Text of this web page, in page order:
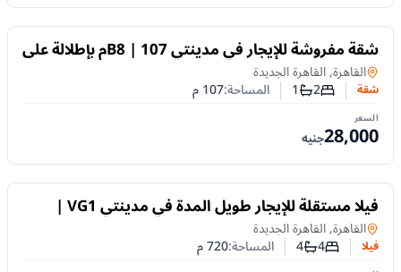
للايجار شقة مفروشة للإيجار في مدينتي B8 | 107م بإطلالة على
الجاردن والبارك
شقةفي
القاهرة, القاهرة الجديدة
شقة عدد غرف النوم
2عدد الحمامات
1 المساحة:107م
السعر
28,000جنيه
للايجار فيلا مستقلة للإيجار طويل المدة في مدينتي VG1 |
بإطلالة على الجولف والبحيرات
فيلافي
القاهرة, القاهرة الجديدة
فيلا عدد غرف النوم
4عدد الحمامات
4 المساحة:720م